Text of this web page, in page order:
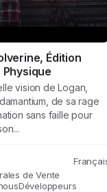
Édition
vision de Logan,
de sa rage
sans faille pour
de Vente
Développeurs